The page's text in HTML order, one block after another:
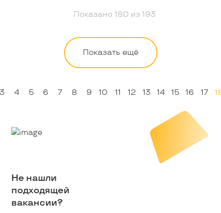
Показано 180 из 193
Показать ещё
3 4 5 6 7 8 9 10 11 12 13 14 15 16 17
Не нашли
подходящей
вакансии?